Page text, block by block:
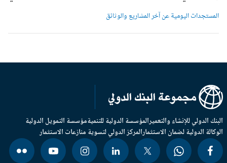
المستجدات اليومية عن آخر المشاريع والوثائق
الدولي للإنشاء والتعميرالمؤسسة الدولية للتنميةمؤسسة التمويل الدولية
الدولية لضمان الاستثمارالمركز الدولي لتسوية منازعات الاستثمار